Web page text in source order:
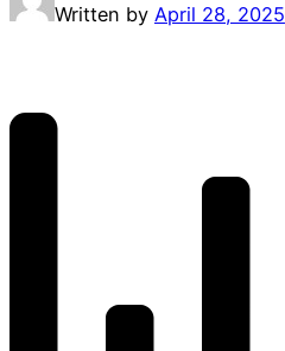
Written by April 28, 2025